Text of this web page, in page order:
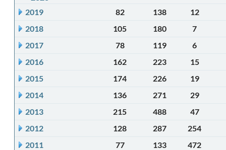
2019 82 138
12
2018
105 180
7
2017
78 119
6
2016
162 223
15
2015
174 226
19
2014
136 271
29
2013
215 488
47
2012
128 287
254
2011
77 133
472